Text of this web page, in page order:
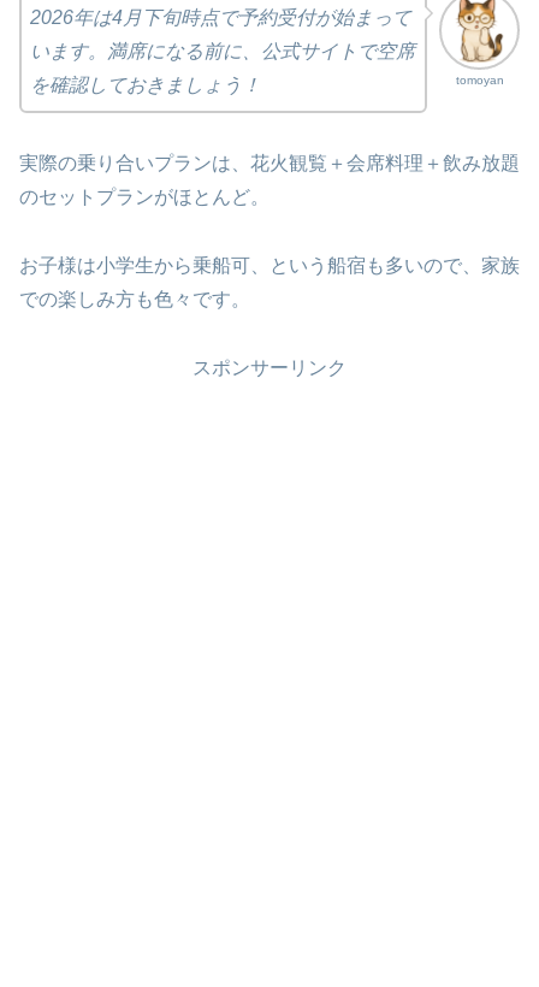
tomoyan
2026年は4月下旬時点で予約受付が始まって
います。満席になる前に、公式サイトで空席
を確認しておきましょう！
実際の乗り合いプランは、花火観覧＋会席料理＋飲み放題
のセットプランがほとんど。
お子様は小学生から乗船可、という船宿も多いので、家族
での楽しみ方も色々です。
スポンサーリンク